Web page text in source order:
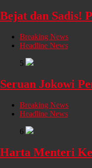
Bejat dan Sadis!
Breaking News
Headline News
5
Seruan Jokowi
Breaking News
Headline News
6
Harta Menteri